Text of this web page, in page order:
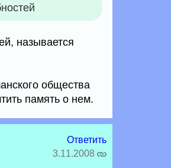
называется
общества
память о нем.
Ответить
3.11.2008